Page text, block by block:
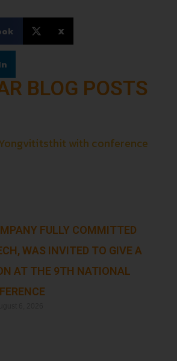
X
BLOG POSTS
FULLY COMMITTED
WAS INVITED TO GIVE A
AT THE 9TH NATIONAL